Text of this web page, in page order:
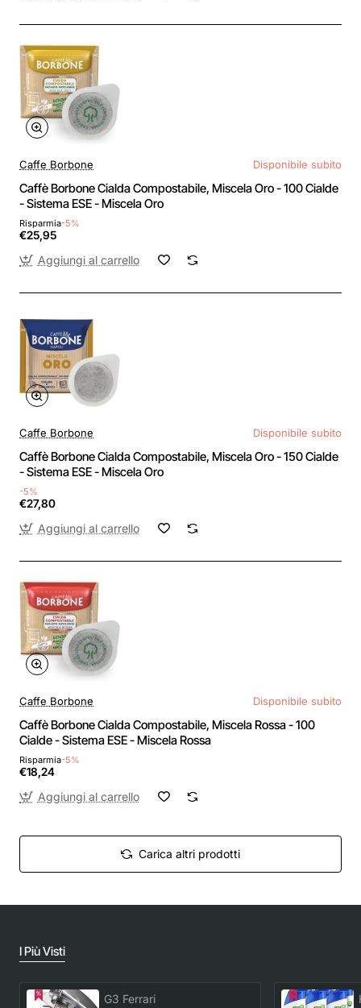
Caffe Borbone Disponibile subito
Caffè Borbone Cialda Compostabile, Miscela Oro - 100 Cialde
- Sistema ESE - Miscela Oro
Risparmia-5%
€25,95
Aggiungi al carrello
Caffe Borbone Disponibile subito
Caffè Borbone Cialda Compostabile, Miscela Oro - 150 Cialde
- Sistema ESE - Miscela Oro
-5%
€27,80
Aggiungi al carrello
Caffe Borbone Disponibile subito
Caffè Borbone Cialda Compostabile, Miscela Rossa - 100
Cialde - Sistema ESE - Miscela Rossa
Risparmia-5%
€18,24
Aggiungi al carrello
Carica altri prodotti
I Più Visti
G3 Ferrari